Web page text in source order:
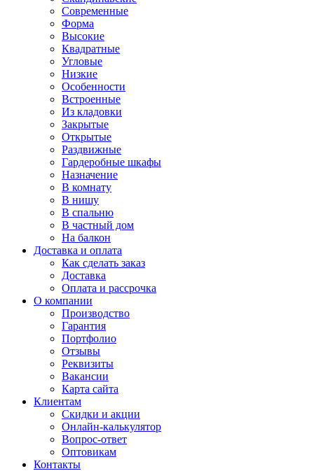
Современные
Форма
Высокие
Квадратные
Угловые
Низкие
Особенности
Встроенные
Из кладовки
Закрытые
Открытые
Раздвижные
Гардеробные шкафы
Назначение
В комнату
В нишу
В спальню
В частный дом
На балкон
Доставка и оплата
Как сделать заказ
Доставка
Оплата и рассрочка
О компании
Производство
Гарантия
Портфолио
Отзывы
Реквизиты
Вакансии
Карта сайта
Клиентам
Скидки и акции
Онлайн-калькулятор
Вопрос-ответ
Оптовикам
Контакты